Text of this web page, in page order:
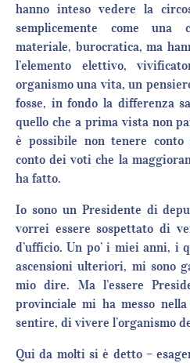
hanno inteso vedere la
semplicemente come una
materiale, burocratica, ma
l’elemento elettivo,
organismo una vita, un
fosse, in fondo la differenza
quello che a prima vista non
è possibile non tenere
conto dei voti che la
ha fatto.
Io sono un Presidente di
vorrei essere sospettato di
d’ufficio. Un po’ i miei anni, i
ascensioni ulteriori, mi sono
mio dire. Ma l’essere
provinciale mi ha messo
sentire, di vivere l’organismo
Qui da molti si è detto –